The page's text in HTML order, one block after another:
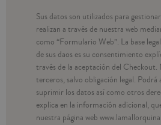
Sus datos son utilizados para
realizan a través de nuestra web
como “Formulario Web”. La base
de sus daos es su consentimiento
través de la aceptación del Checkout.
terceros, salvo obligación legal.
suprimir los datos así como otros
explica en la información adicional,
nuestra página web